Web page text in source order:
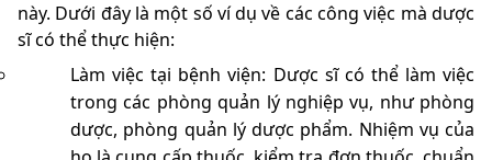
này. Dưới đây là một số ví dụ về các công việc mà dược
sĩ có thể thực hiện:
Làm việc tại bệnh viện: Dược sĩ có thể làm việc
trong các phòng quản lý nghiệp vụ, như phòng
dược, phòng quản lý dược phẩm. Nhiệm vụ của